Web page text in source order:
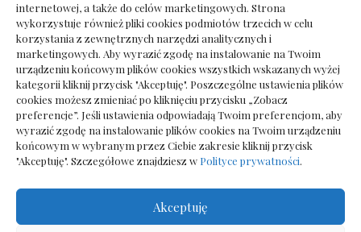
internetowej, a także do celów marketingowych. Strona
wykorzystuje również pliki cookies podmiotów trzecich w celu
korzystania z zewnętrznych narzędzi analitycznych i
marketingowych. Aby wyrazić zgodę na instalowanie na Twoim
urządzeniu końcowym plików cookies wszystkich wskazanych wyżej
kategorii kliknij przycisk "Akceptuję". Poszczególne ustawienia plików
cookies możesz zmieniać po kliknięciu przycisku „Zobacz
preferencje”. Jeśli ustawienia odpowiadają Twoim preferencjom, aby
wyrazić zgodę na instalowanie plików cookies na Twoim urządzeniu
końcowym w wybranym przez Ciebie zakresie kliknij przycisk
"Akceptuję". Szczegółowe znajdziesz w Polityce prywatności.
Akceptuję